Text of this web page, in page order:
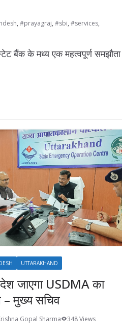
, #prayagraj, #sbi, #services,
बैंक के मध्य एक महत्वपूर्ण समझौता
UTTARAKHAND
जाएगा USDMA का
– मुख्य सचिव
Gopal Sharma
348 Views